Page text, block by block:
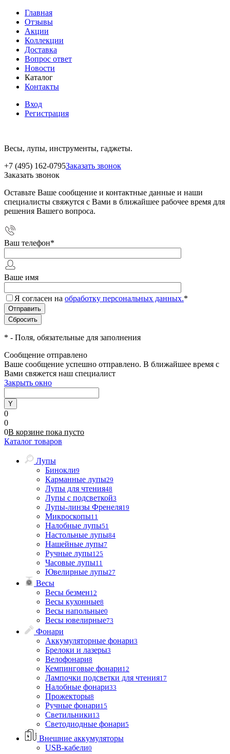
Главная
Отзывы
Акции
Коллекции
Доставка
Вопрос ответ
Новости
Каталог
Контакты
Вход
Регистрация
Весы, лупы, инструменты, гаджеты.
+7 (495) 162-0795Заказать звонок
Заказать звонок
Оставьте Ваше сообщение и контактные данные и наши
специалисты свяжутся с Вами в ближайшее рабочее время для
решения Вашего вопроса.
Ваш телефон*
Ваше имя
Я согласен на обработку персональных данных.*
* - Поля, обязательные для заполнения
Сообщение отправлено
Ваше сообщение успешно отправлено. В ближайшее время с
Вами свяжется наш специалист
Закрыть окно
0
0
0В корзине пока пусто
Каталог товаров
Лупы
Бинокли9
Карманные лупы29
Лупы для чтения48
Лупы с подсветкой3
Лупы-линзы Френеля19
Микроскопы11
Налобные лупы51
Настольные лупы84
Нашейные лупы7
Ручные лупы125
Часовые лупы11
Ювелирные лупы27
Весы
Весы безмен12
Весы кухонные8
Весы напольные0
Весы ювелирные73
Фонари
Аккумуляторные фонари3
Брелоки и лазеры3
Велофонари8
Кемпинговые фонари12
Лампочки подсветки для чтения17
Налобные фонари33
Прожекторы8
Ручные фонари15
Светильники13
Светодиодные фонари5
Внешние аккумуляторы
USB-кабели0